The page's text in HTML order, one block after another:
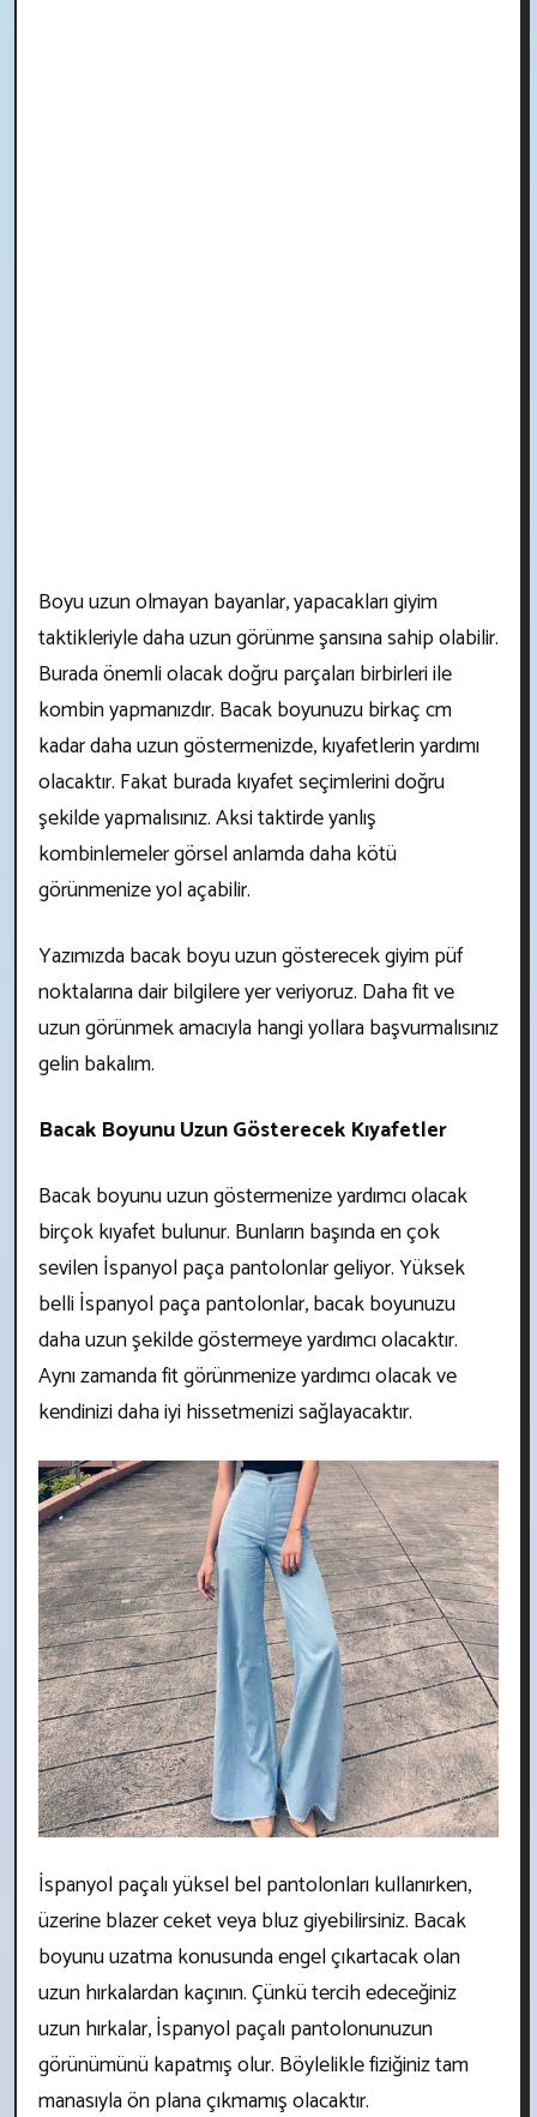
Boyu uzun olmayan bayanlar, yapacakları giyim
taktikleriyle daha uzun görünme şansına sahip olabilir.
Burada önemli olacak doğru parçaları birbirleri ile
kombin yapmanızdır. Bacak boyunuzu birkaç cm
kadar daha uzun göstermenizde, kıyafetlerin yardımı
olacaktır. Fakat burada kıyafet seçimlerini doğru
şekilde yapmalısınız. Aksi taktirde yanlış
kombinlemeler görsel anlamda daha kötü
görünmenize yol açabilir.
Yazımızda bacak boyu uzun gösterecek giyim püf
noktalarına dair bilgilere yer veriyoruz. Daha fit ve
uzun görünmek amacıyla hangi yollara başvurmalısınız
gelin bakalım.
Bacak Boyunu Uzun Gösterecek Kıyafetler
Bacak boyunu uzun göstermenize yardımcı olacak
birçok kıyafet bulunur. Bunların başında en çok
sevilen İspanyol paça pantolonlar geliyor. Yüksek
belli İspanyol paça pantolonlar, bacak boyunuzu
daha uzun şekilde göstermeye yardımcı olacaktır.
Aynı zamanda fit görünmenize yardımcı olacak ve
kendinizi daha iyi hissetmenizi sağlayacaktır.
İspanyol paçalı yüksel bel pantolonları kullanırken,
üzerine blazer ceket veya bluz giyebilirsiniz. Bacak
boyunu uzatma konusunda engel çıkartacak olan
uzun hırkalardan kaçının. Çünkü tercih edeceğiniz
uzun hırkalar, İspanyol paçalı pantolonunuzun
görünümünü kapatmış olur. Böylelikle fiziğiniz tam
manasıyla ön plana çıkmamış olacaktır.